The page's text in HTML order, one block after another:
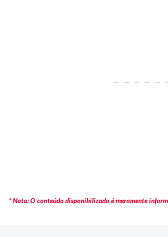
* Nota: O conteúdo disponibilizado é meramente